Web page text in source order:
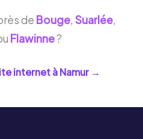
de Bouge, Suarlée,
Flawinne?
internet àNamur →